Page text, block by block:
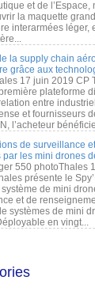
et de
la maquette
interarmées léger,
la supply chain
grâce aux
17 juin 2019 CP
plateforme
entre
et fournisseurs
l’acheteur
de surveillance
par les mini drones
550 photoThales
présente le
de mini
et de
systèmes de mini
en vingt...